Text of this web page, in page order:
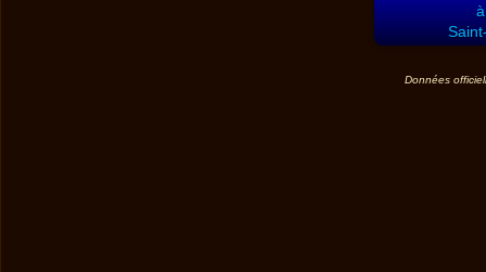
Données